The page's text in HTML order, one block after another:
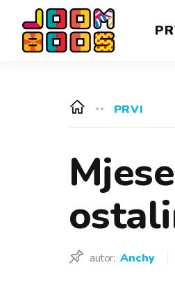
PRVI
autor: Anchy